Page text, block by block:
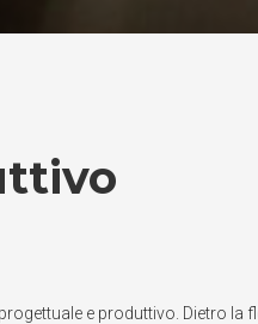
e produttivo. Dietro la